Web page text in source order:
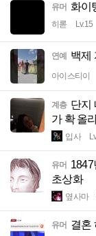
유머 화이
히롣 Lv.15
연예 백제
아이스티이
계층 단지
가 확 올
입사
유머
초상화
옆사마
유머 결혼